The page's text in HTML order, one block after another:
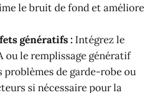
le bruit de fond et améliore
génératifs : Intégrez le
ou le remplissage génératif
problèmes de garde-robe ou
si nécessaire pour la